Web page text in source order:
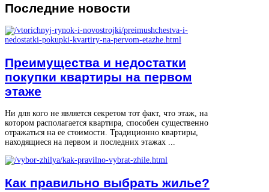
Последние новости
Преимущества и недостатки
покупки квартиры на первом
этаже
Ни для кого не является секретом тот факт, что этаж, на
котором располагается квартира, способен существенно
отражаться на ее стоимости. Традиционно квартиры,
находящиеся на первом и последних этажах ...
Как правильно выбрать жилье?